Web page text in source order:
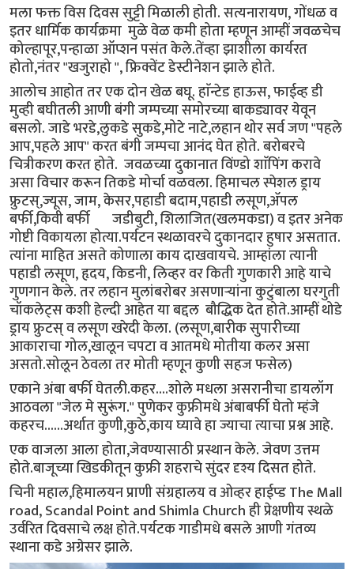
मला फक्त विस दिवस सुट्टी मिळाली होती. सत्यनारायण, गोंधळ व
इतर धार्मिक कार्यक्रमा मुळे वेळ कमी होता म्हणून आम्हीं जवळचेच
कोल्हापूर,पन्हाळा ऑप्शन पसंत केले.तेंव्हा झाशीला कार्यरत
होतो,नंतर "खजुराहो ", फ्रिक्वेंट डेस्टीनेशन झाले होते.
आलोच आहोत तर एक दोन खेळ बघू. हाॅन्टेड हाऊस, फाईव्ह डी
मुव्ही बघीतली आणी बंगी जम्पच्या समोरच्या बाकड्यावर येवून
बसलो. जाडे भरडे,लुकडे सुकडे,मोटे नाटे,लहान थोर सर्व जण "पहले
आप,पहले आप" करत बंगी जम्पचा आनंद घेत होते. बरोबरचे
चित्रीकरण करत होते. जवळच्या दुकानात विंण्डो शाॅपिंग करावे
असा विचार करून तिकडे मोर्चा वळवला. हिमाचल स्पेशल ड्राय
फ्रुटस्,ज्यूस, जाम, केसर,पहाडी बदाम,पहाडी लसूण,ॲपल
बर्फी,किवी बर्फी जडीबुटी, शिलाजित(खलमकडा) व इतर अनेक
गोष्टी विकायला होत्या.पर्यटन स्थळावरचे दुकानदार हुषार असतात.
त्यांना माहित असते कोणाला काय दाखवायचे. आम्हांला त्यानी
पहाडी लसूण, हृदय, किडनी, लिव्हर वर किती गुणकारी आहे याचे
गुणगान केले. तर लहान मुलांबरोबर असणाऱ्यांना कुटुंबाला घरगुती
चॉकलेट्स कशी हेल्दी आहेत या बद्दल बौद्धिक देत होते.आम्हीं थोडे
ड्राय फ्रुटस् व लसूण खरेदी केला. (लसूण,बारीक सुपारीच्या
आकाराचा गोल,खालून चपटा व आतमधे मोतीया कलर असा
असतो.सोलून ठेवला तर मोती म्हणून कुणी सहज फसेल)
एकाने अंबा बर्फी घेतली.कहर....शोले मधला असरानीचा डायलॉग
आठवला "जेल मे सुरूंग." पुणेकर कुफ्रीमधे अंबाबर्फी घेतो म्हंजे
कहरच......अर्थात कुणी,कुठे,काय घ्यावे हा ज्याचा त्याचा प्रश्न आहे.
एक वाजला आला होता,जेवण्यासाठी प्रस्थान केले. जेवण उत्तम
होते.बाजूच्या खिडकीतून कुफ्री शहराचे सुंदर दृश्य दिसत होते.
चिनी महाल,हिमालयन प्राणी संग्रहालय व ओव्हर हाईप्ड The Mall
road, Scandal Point and Shimla Church ही प्रेक्षणीय स्थळे
उर्वरित दिवसाचे लक्ष होते.पर्यटक गाडीमधे बसले आणी गंतव्य
स्थाना कडे अग्रेसर झाले.